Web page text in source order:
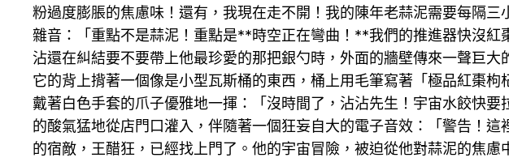
粉過度膨脹的焦慮味！還有，我現在走不開！我的陳年老蒜泥需要每隔
雜音：「重點不是蒜泥！重點是**時空正在彎曲！**我們的推進器快沒
沾還在糾結要不要帶上他最珍愛的那把銀勺時，外面的牆壁傳來一聲巨
它的背上揹著一個像是小型瓦斯桶的東西，桶上用毛筆寫著「極品紅棗
戴著白色手套的爪子優雅地一揮：「沒時間了，沾沾先生！宇宙水餃快
的酸氣猛地從店門口灌入，伴隨著一個狂妄自大的電子音效：「警告！
的宿敵，王醋狂，已經找上門了。他的宇宙冒險，被迫從他對蒜泥的焦